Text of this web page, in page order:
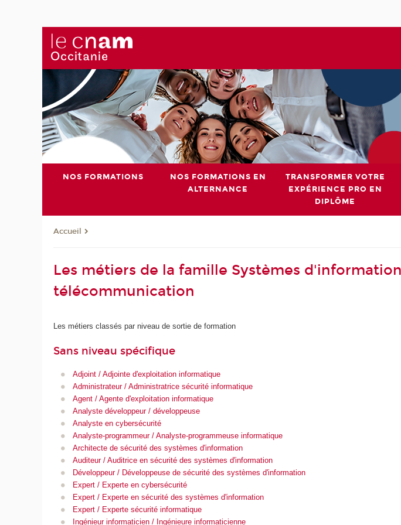
NOS FORMATIONS
NOS FORMATIONS EN
ALTERNANCE
TRANSFORMER VOTRE
EXPÉRIENCE PRO EN
DIPLÔME
Accueil
Les métiers de la famille Systèmes
télécommunication
Les métiers classés par niveau de sortie de formation
Sans niveau spécifique
Adjoint / Adjointe d'exploitation informatique
Administrateur / Administratrice sécurité informatique
Agent / Agente d'exploitation informatique
Analyste développeur / développeuse
Analyste en cybersécurité
Analyste-programmeur / Analyste-programmeuse informatique
Architecte de sécurité des systèmes d'information
Auditeur / Auditrice en sécurité des systèmes d'information
Développeur / Développeuse de sécurité des systèmes d'information
Expert / Experte en cybersécurité
Expert / Experte en sécurité des systèmes d'information
Expert / Experte sécurité informatique
Ingénieur informaticien / Ingénieure informaticienne